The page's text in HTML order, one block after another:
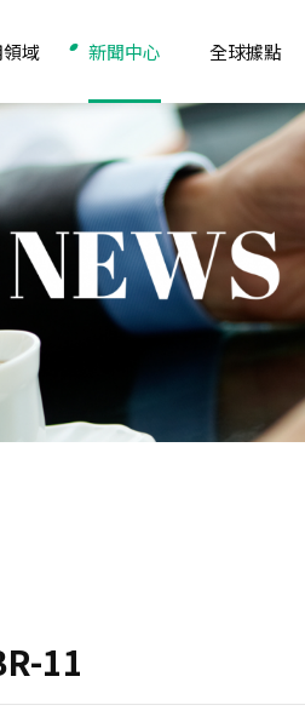
域 新聞中心
產品推薦
認證介紹
日華小教室
全球據點
亞洲
亞洲-工廠
東南亞
東南亞-工廠
北美
11